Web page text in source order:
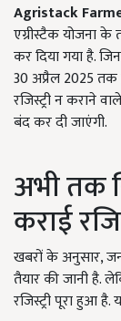
Agristack
एग्रीस्टैक योजना के
कर दिया गया है.
30 अप्रैल 2025 तक
रजिस्ट्री न कराने
बंद कर दी जाएंगी.
अभी तक
कराई
खबरों के अनुसार,
तैयार की जानी है.
रजिस्ट्री पूरा हुआ